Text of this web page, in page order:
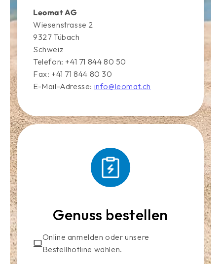
Leomat AG
Wiesenstrasse 2
9327 Tübach
Schweiz
Telefon: +41 71 844 80 50
Fax: +41 71 844 80 30
E-Mail-Adresse: info@leomat.ch
Genuss bestellen
Online anmelden oder unsere
Bestellhotline wählen.